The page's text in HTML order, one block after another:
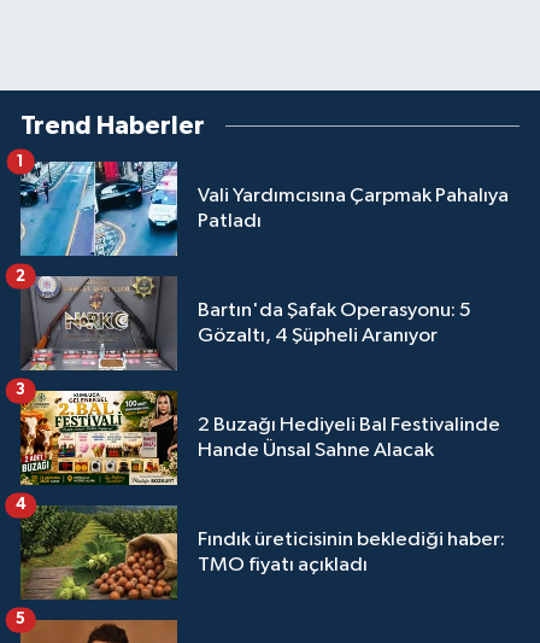
Trend Haberler
Vali Yardımcısına Çarpmak Pahalıya
Patladı
1
Bartın'da Şafak Operasyonu: 5
Gözaltı, 4 Şüpheli Aranıyor
2
2 Buzağı Hediyeli Bal Festivalinde
Hande Ünsal Sahne Alacak
3
Fındık üreticisinin beklediği haber:
TMO fiyatı açıkladı
4
5